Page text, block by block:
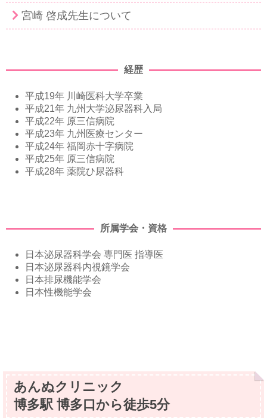
宮崎 啓成先生について
経歴
平成19年 川崎医科大学卒業
平成21年 九州大学泌尿器科入局
平成22年 原三信病院
平成23年 九州医療センター
平成24年 福岡赤十字病院
平成25年 原三信病院
平成28年 薬院ひ尿器科
所属学会・資格
日本泌尿器科学会 専門医 指導医
日本泌尿器科内視鏡学会
日本排尿機能学会
日本性機能学会
あんぬクリニック
博多駅 博多口から徒歩5分